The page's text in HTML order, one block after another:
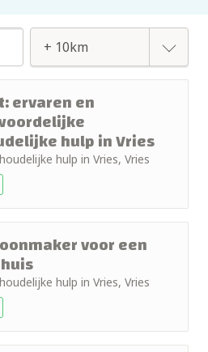
+ 2km
+ 5km
+ 10km
+ 15km
+ 25km
+ 50km
ervaren en
hulp in Vries
hulp in Vries, Vries
voor een
hulp in Vries, Vries